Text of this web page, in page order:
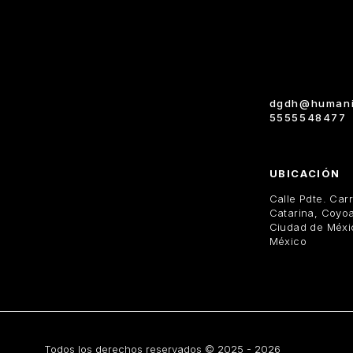
5555548477
UBICACIÓN
Calle Pdte.
Catarina,
Ciudad de
México
Todos los derechos reservados © 2025 - 2026